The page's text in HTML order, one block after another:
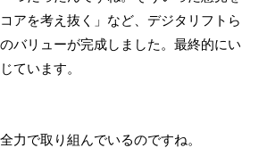
アを考え抜く」など、デジタリフトら
バリューが完成しました。最終的にい
ています。
力で取り組んでいるのですね。